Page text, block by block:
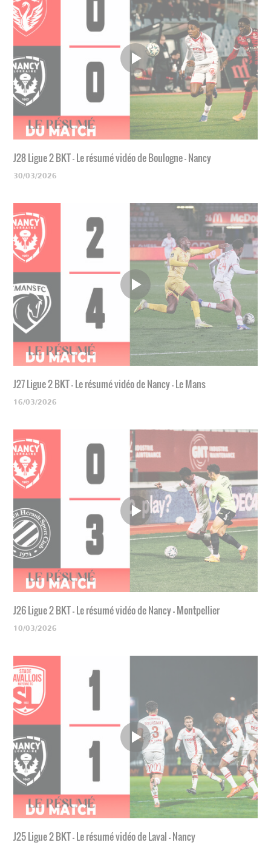
J28 Ligue 2 BKT - Le résumé vidéo de Boulogne - Nancy
30/03/2026
J27 Ligue 2 BKT - Le résumé vidéo de Nancy - Le Mans
16/03/2026
J26 Ligue 2 BKT - Le résumé vidéo de Nancy - Montpellier
10/03/2026
J25 Ligue 2 BKT - Le résumé vidéo de Laval - Nancy